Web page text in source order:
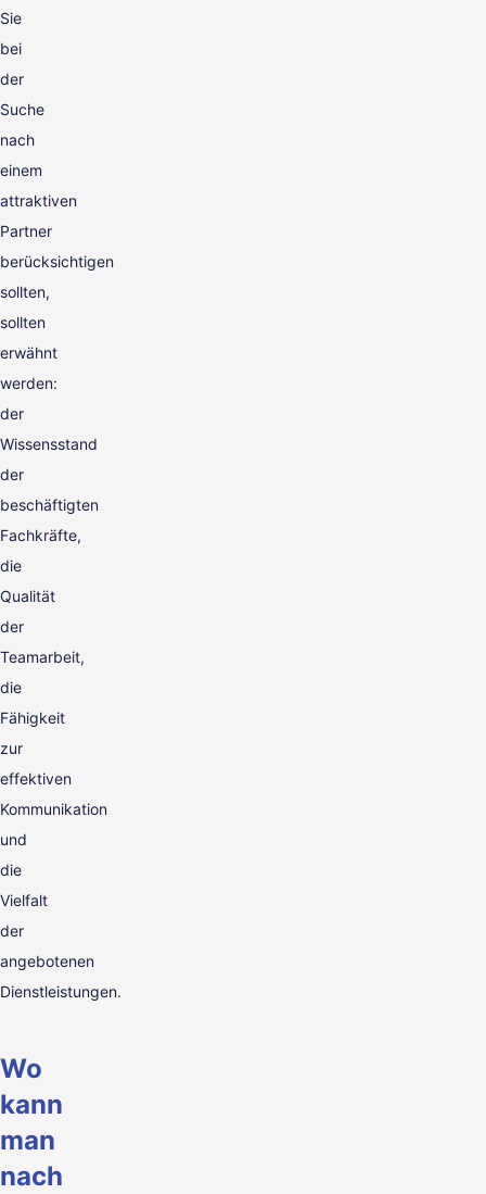
Sie
bei
der
Suche
nach
einem
attraktiven
Partner
berücksichtigen
sollten,
sollten
erwähnt
werden:
der
Wissensstand
der
beschäftigten
Fachkräfte,
die
Qualität
der
Teamarbeit,
die
Fähigkeit
zur
effektiven
Kommunikation
und
die
Vielfalt
der
angebotenen
Dienstleistungen.
Wo
kann
man
nach